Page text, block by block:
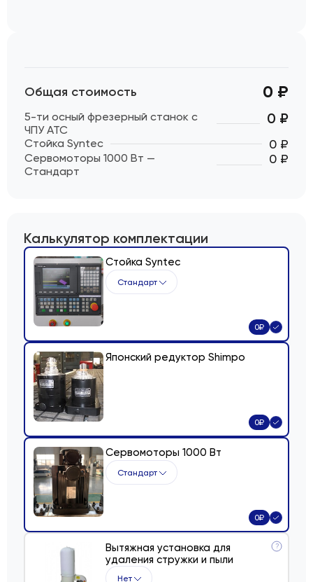
Общая стоимость 0 ₽
5-ти осный фрезерный станок с
ЧПУ АТС
0 ₽
Стойка Syntec 0 ₽
Сервомоторы 1000 Вт —
Стандарт
0 ₽
Калькулятор комплектации
Стойка Syntec
Стандарт
0₽
Японский редуктор Shimpo
0₽
Сервомоторы 1000 Вт
Стандарт
0₽
Вытяжная установка для
удаления стружки и пыли
?
Нет